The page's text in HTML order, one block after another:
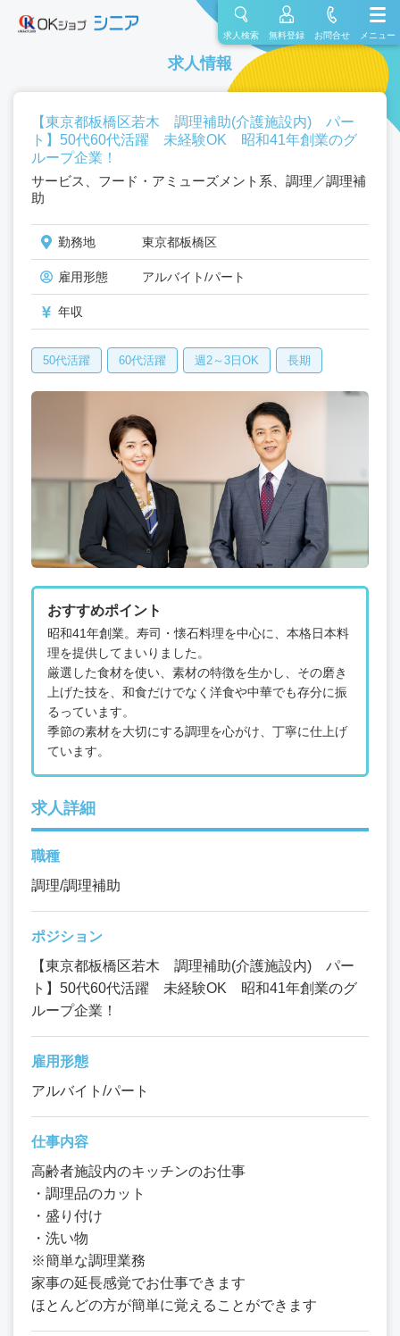
求人検索 無料登録 お問合せ メニュー
求人情報
【東京都板橋区若木 調理補助(介護施設内) パー
ト】50代60代活躍 未経験OK 昭和41年創業のグ
ループ企業！
サービス、フード・アミューズメント系、調理／調理補
助
勤務地 東京都板橋区
雇用形態 アルバイト/パート
年収
50代活躍 60代活躍 週2～3日OK 長期
おすすめポイント
昭和41年創業。寿司・懐石料理を中心に、本格日本料
理を提供してまいりました。
厳選した食材を使い、素材の特徴を生かし、その磨き
上げた技を、和食だけでなく洋食や中華でも存分に振
るっています。
季節の素材を大切にする調理を心がけ、丁寧に仕上げ
ています。
求人詳細
職種
調理/調理補助
ポジション
【東京都板橋区若木 調理補助(介護施設内) パー
ト】50代60代活躍 未経験OK 昭和41年創業のグ
ループ企業！
雇用形態
アルバイト/パート
仕事内容
高齢者施設内のキッチンのお仕事
・調理品のカット
・盛り付け
・洗い物
※簡単な調理業務
家事の延長感覚でお仕事できます
ほとんどの方が簡単に覚えることができます